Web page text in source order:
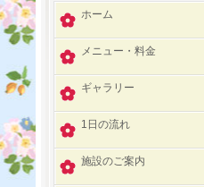
ホーム
メニュー・料金
ギャラリー
1日の流れ
施設のご案内